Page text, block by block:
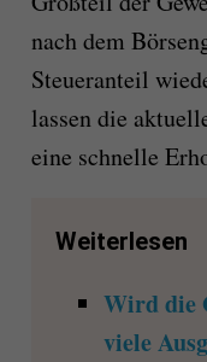
nach dem
Steueranteil
lassen die
eine schnelle
Weiterlesen
Wird die
viele